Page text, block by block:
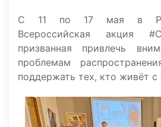
С 11 по 17 мая в
Всероссийская акция
призванная привлечь
проблемам
поддержать тех, кто живёт с